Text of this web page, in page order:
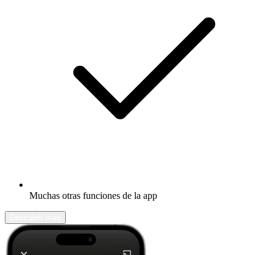
Muchas otras funciones de la app